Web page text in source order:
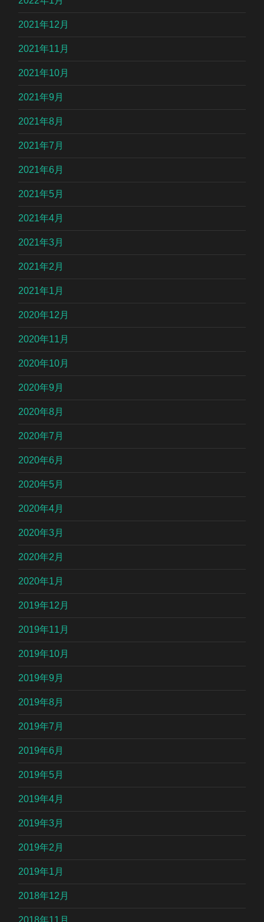
2021年12月
2021年11月
2021年10月
2021年9月
2021年8月
2021年7月
2021年6月
2021年5月
2021年4月
2021年3月
2021年2月
2021年1月
2020年12月
2020年11月
2020年10月
2020年9月
2020年8月
2020年7月
2020年6月
2020年5月
2020年4月
2020年3月
2020年2月
2020年1月
2019年12月
2019年11月
2019年10月
2019年9月
2019年8月
2019年7月
2019年6月
2019年5月
2019年4月
2019年3月
2019年2月
2019年1月
2018年12月